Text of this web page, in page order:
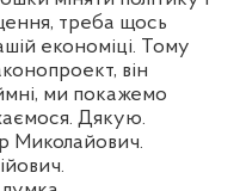
треба щось
економіці. Тому
він
ми покажемо
Дякую.